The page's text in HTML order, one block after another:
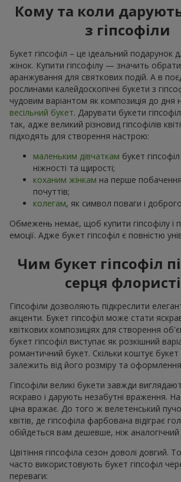
Кому та коли
з гіпсофіли
Букет гіпсофіл – це ідеальний подарунок
жінок. Купити гіпсофілу — значить
аранжування для святкових подій. А в
рослинами калейдоскопічні букети з
чудовим варіантом як композиція до
весільний букет. Дарувати букети
так, адже великий різновид гіпсофілів
підходять для створення настрою:
маленьким дівчаткам букет
ніжності та щирості;
коханим жінкам на перше
почуттів;
колегам, як символ поваги і
Обмежень немає, щоб купити гіпсофілу і
емоції. Адже букет гіпсофіл є повністю
Чим букет гіпсофіл
серця
Гіпсофіли дозволяють підкреслити
акценти. Букет гіпсофіл може стати
квіткових композиціях для створення
букет гіпсофіл виступає як розкішний
романтичний букет. Скільки коштує букет
залежить від його розміру та
Гіпсофіли великі букети завжди
яскраво і дарують незабутні враження. На
ціна вражає. До того ж велетенський
квітів, де гіпсофіла фарбована відіграє
обійдеться вам дешевше, ніж
Цвітіння гіпсофіла сезон доволі довгий.
часто використовують букет гіпсофіл
переваги: